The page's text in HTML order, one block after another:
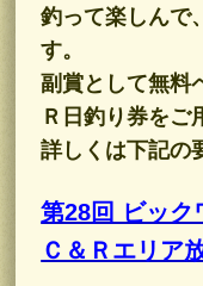
釣って楽しんで
す。
副賞として無料
Ｒ日釣り券をご
詳しくは下記の
第28回 ビック
Ｃ＆Ｒエリア